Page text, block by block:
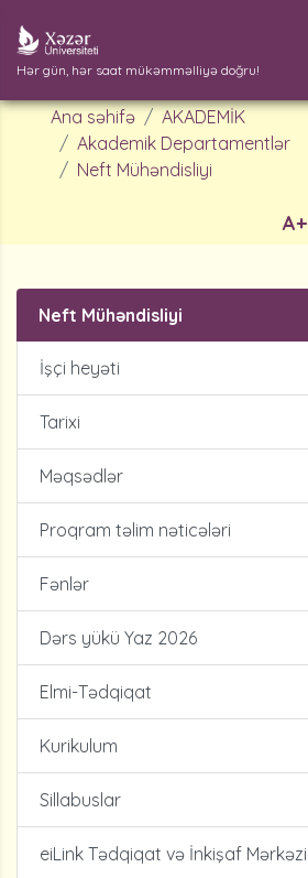
Hər gün, hər saat mükəmməlliyə doğru!
Ana səhifə
AKADEMİK
Akademik Departamentlər
Neft Mühəndisliyi
A+
Neft Mühəndisliyi
İşçi heyəti
Tarixi
Məqsədlər
Proqram təlim nəticələri
Fənlər
Dərs yükü Yaz 2026
Elmi-Tədqiqat
Kurikulum
Sillabuslar
eiLink Tədqiqat və İnkişaf Mərkəzi